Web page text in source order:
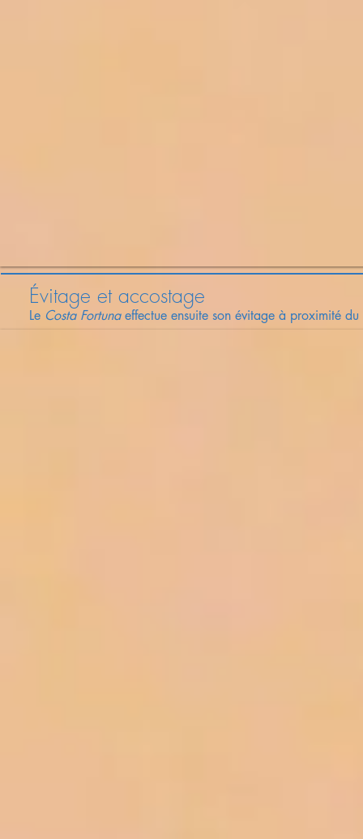
Évitage et accostage
Le Costa Fortunaeffectue ensuite son évitage à proximité du